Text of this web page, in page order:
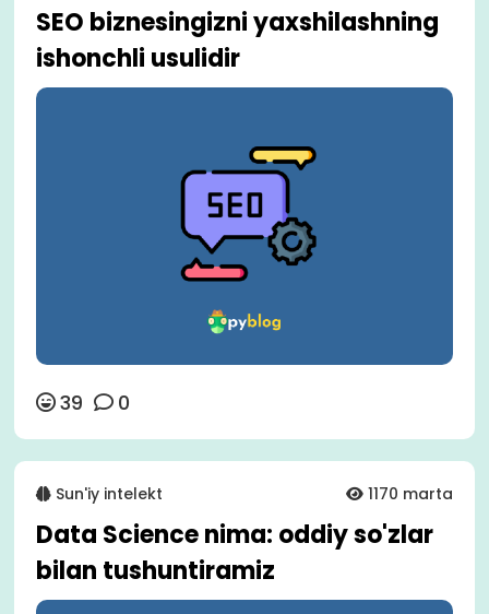
SEO biznesingizni yaxshilashning
ishonchli usulidir
39 0
Sun'iy intelekt 1170 marta
Data Science nima: oddiy so'zlar
bilan tushuntiramiz